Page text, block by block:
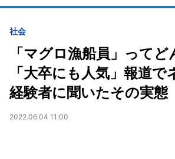
社会
「マグロ漁船員」って
「大卒にも人気」報道で
経験者に聞いたその実態
2022.06.04 11:00